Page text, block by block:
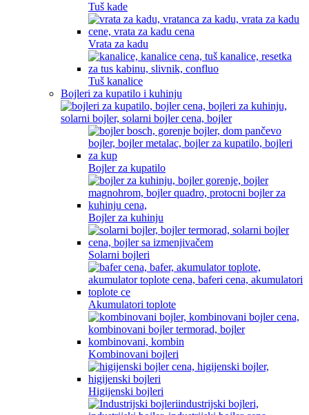
Tuš kade
Vrata za kadu
Tuš kanalice
Bojleri za kupatilo i kuhinju
Bojler za kupatilo
Bojler za kuhinju
Solarni bojleri
Akumulatori toplote
Kombinovani bojleri
Higijenski bojleri